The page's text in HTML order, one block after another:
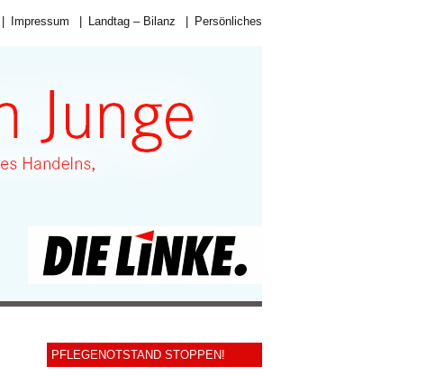
Impressum Landtag – Bilanz Persönliches
PFLEGENOTSTAND STOPPEN!